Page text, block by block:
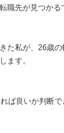
職先が見つか
た私が、26歳
ます。
ば良いか判断